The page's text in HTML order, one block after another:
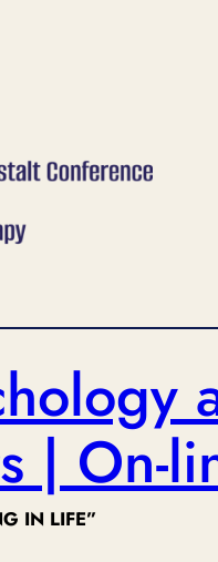
| On-
IN LIFE”